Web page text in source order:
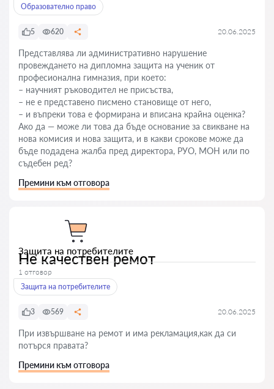
Образователно право
5 620 20.06.2025
Представлява ли административно нарушение
провеждането на дипломна защита на ученик от
професионална гимназия, при което:
– научният ръководител не присъства,
– не е представено писмено становище от него,
– и въпреки това е формирана и вписана крайна оценка?
Ако да — може ли това да бъде основание за свикване на
нова комисия и нова защита, и в какви срокове може да
бъде подадена жалба пред директора, РУО, МОН или по
съдебен ред?
Премини към отговора
Защита на потребителите
Не качествен ремот
1 отговор
Защита на потребителите
3 569 20.06.2025
При извършване на ремот и има рекламация,как да си
потърся правата?
Премини към отговора